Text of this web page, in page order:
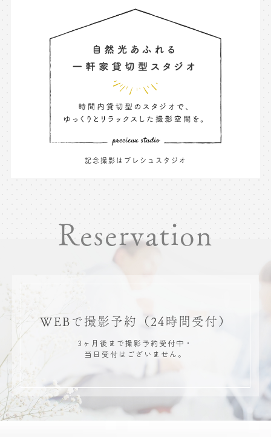
記念撮影はプレシュスタジオ
Reservation
WEBで撮影予約 （24時間受付）
3ヶ月後まで撮影予約受付中・
当日受付はございません。